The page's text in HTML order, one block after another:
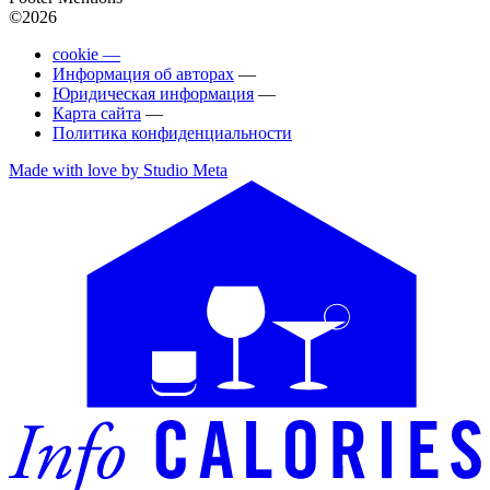
©2026
cookie —
Информация об авторах —
Юридическая информация —
Карта сайта —
Политика конфиденциальности
Made with love by Studio Meta